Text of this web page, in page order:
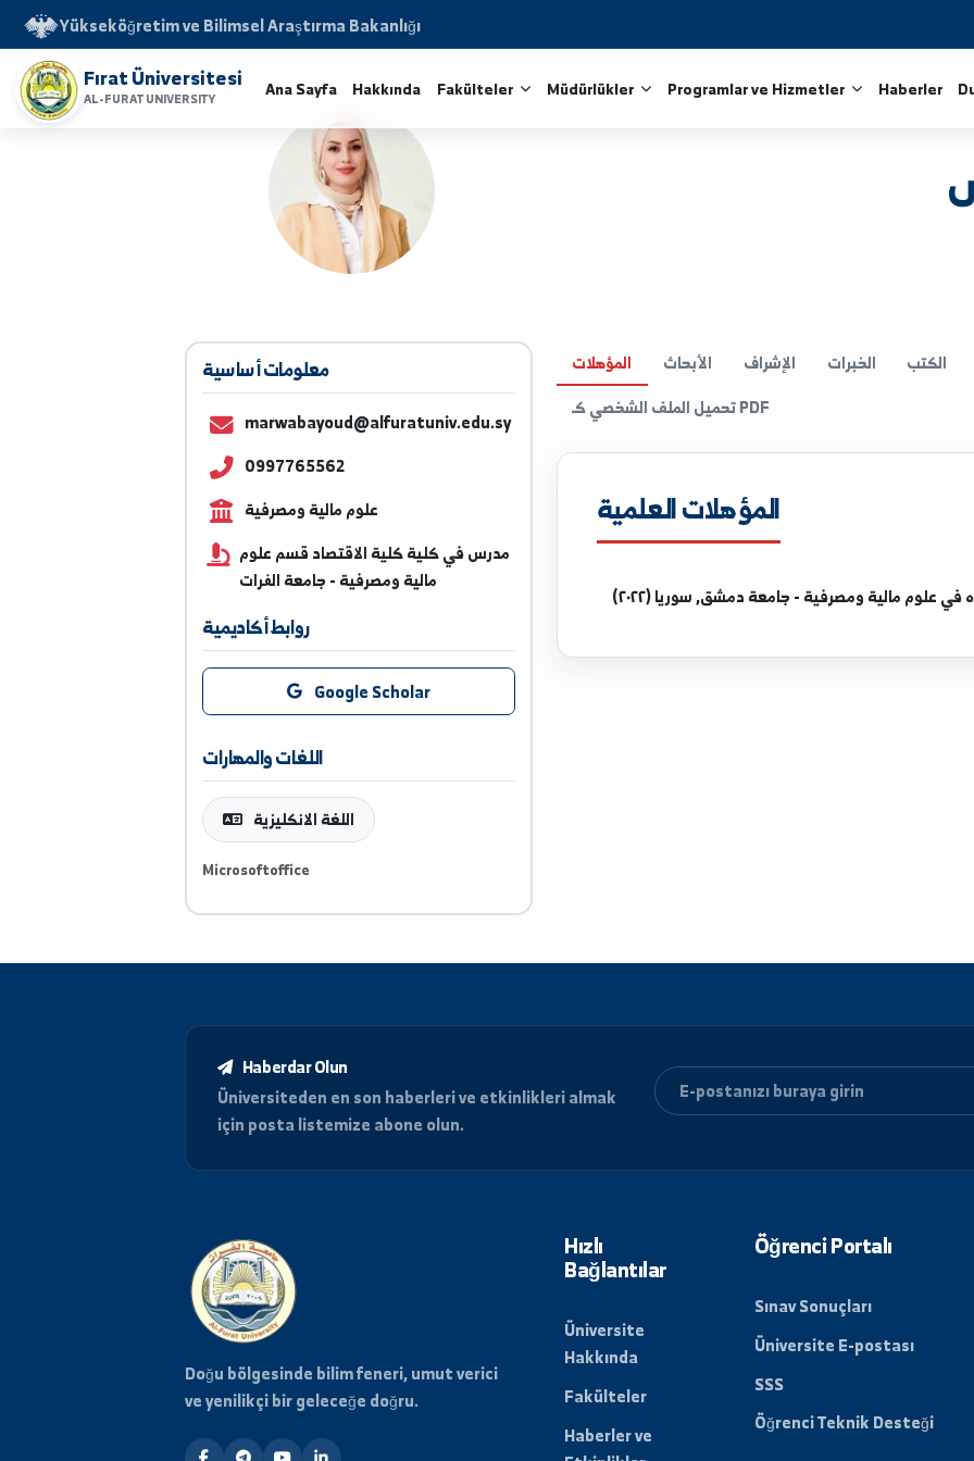
Yükseköğretim ve Bilimsel Araştırma Bakanlığı
Fırat Üniversitesi
AL-FURAT UNIVERSITY Ana Sayfa Hakkında Fakülteler Müdürlükler Programlar ve Hizmetler
معلومات أساسية
marwabayoud@alfuratuniv.edu.sy
0997765562
علوم مالية ومصرفية
مدرس في كلية كلية الاقتصاد قسم علوم
مالية ومصرفية - جامعة الفرات
روابط أكاديمية
اللغات والمهارات
اللغة الانكليزية
Microsoftoffice
المؤهلات الأبحاث
تحميل الملف الشخصي كـ PDF
- جامعة دمشق, سوريا (٢٠٢٢)
için posta listemize abone olun.
Hızlı
Bağlantılar